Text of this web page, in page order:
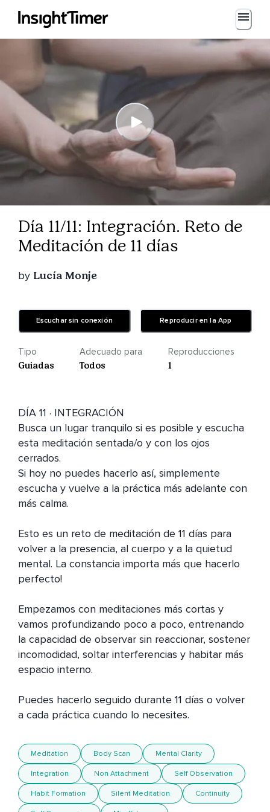
Día 11/11: Integración. Reto de
Meditación de 11 días
by Lucía Monje
Escuchar sin conexión Reproducir en la App
Tipo
Guiadas
Adecuado para
Todos
Reproducciones
1
DÍA 11 · INTEGRACIÓN
Busca un lugar tranquilo si es posible y escucha
esta meditación sentada/o y con los ojos
cerrados.
Si hoy no puedes hacerlo así, simplemente
escucha y vuelve a la práctica más adelante con
más calma.
Esto es un reto de meditación de 11 días para
volver a la presencia, al cuerpo y a la quietud
mental. La constancia importa más que hacerlo
perfecto!
Empezamos con meditaciones más cortas y
vamos profundizando poco a poco, entrenando
la capacidad de observar sin reaccionar, sostener
incomodidad, soltar interferencias y habitar más
espacio interno.
Puedes hacerlo seguido durante 11 días o volver
a cada práctica cuando lo necesites.
Meditation Body Scan Mental Clarity
Integration Non Attachment Self Observation
Habit Formation Silent Meditation Continuity